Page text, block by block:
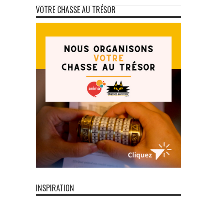
VOTRE CHASSE AU TRÉSOR
INSPIRATION